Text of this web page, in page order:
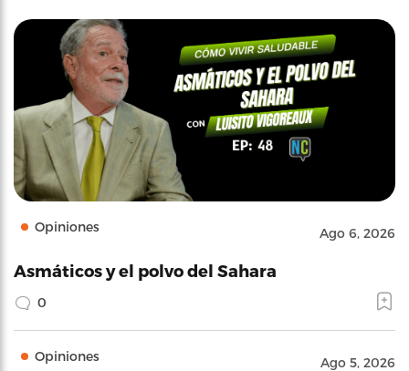
Opiniones Ago 6, 2026
Asmáticos y el polvo del Sahara
0
Opiniones Ago 5, 2026